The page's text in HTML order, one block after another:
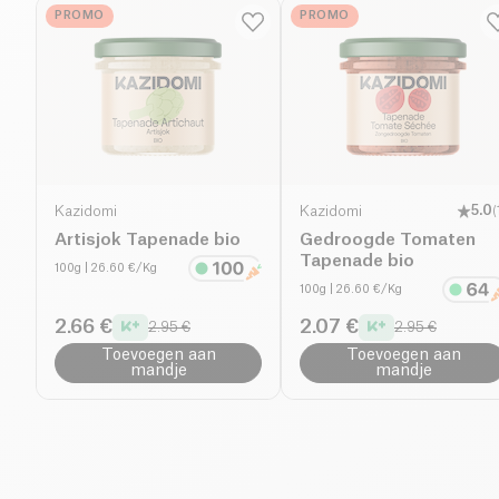
PROMO
Kazidomi
Artisjok Tapenade bio
100g | 26.60 €/Kg
2.66 € 2.95 €
Toevoegen aan
mandje
PROMO
Kazidomi 5.0(1
Gedroogde Tomaten
Tapenade bio
100g | 26.60 €/Kg
2.07 € 2.95 €
Toevoegen aan
mandje